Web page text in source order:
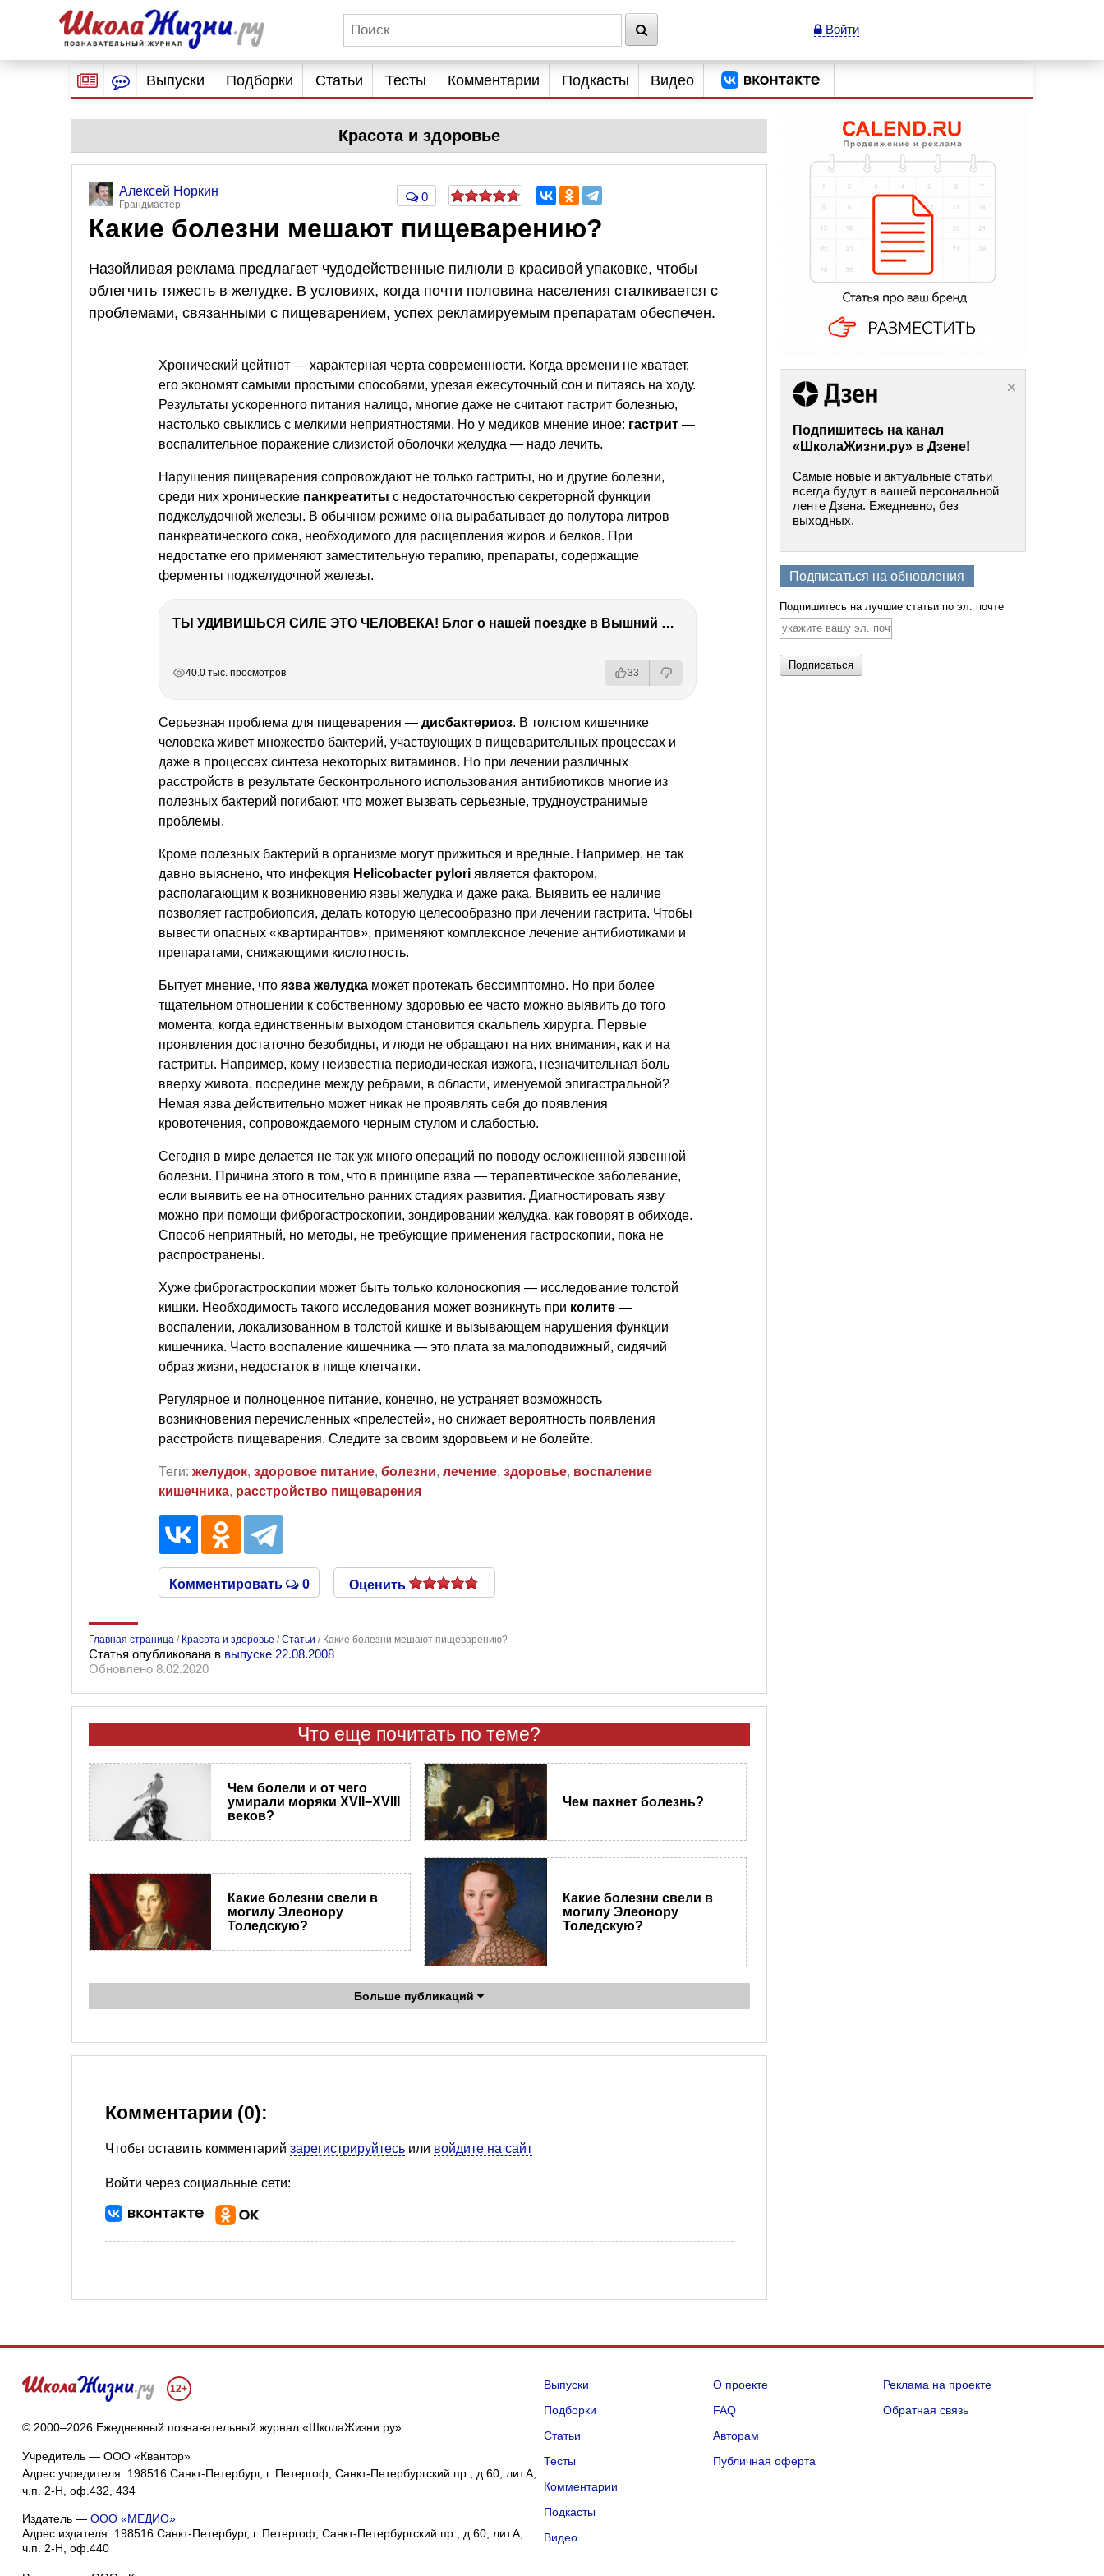
Войти
Выпуски Подборки Статьи Тесты Комментарии Подкасты Видео
Красота и здоровье
Алексей Норкин
Грандмастер
0
Какие болезни мешают пищеварению?
Назойливая реклама предлагает чудодейственные пилюли в красивой упаковке, чтобы
облегчить тяжесть в желудке. В условиях, когда почти половина населения сталкивается с
проблемами, связанными с пищеварением, успех рекламируемым препаратам обеспечен.
Хронический цейтнот — характерная черта современности. Когда времени не хватает,
его экономят самыми простыми способами, урезая ежесуточный сон и питаясь на ходу.
Результаты ускоренного питания налицо, многие даже не считают гастрит болезнью,
настолько свыклись с мелкими неприятностями. Но у медиков мнение иное: гастрит —
воспалительное поражение слизистой оболочки желудка — надо лечить.
Нарушения пищеварения сопровождают не только гастриты, но и другие болезни,
среди них хронические панкреатиты с недостаточностью секреторной функции
поджелудочной железы. В обычном режиме она вырабатывает до полутора литров
панкреатического сока, необходимого для расщепления жиров и белков. При
недостатке его применяют заместительную терапию, препараты, содержащие
ферменты поджелудочной железы.
ТЫ УДИВИШЬСЯ СИЛЕ ЭТО ЧЕЛОВЕКА! Блог о нашей поездке в Вышний Волочек
40.0 тыс. просмотров 33
Серьезная проблема для пищеварения — дисбактериоз. В толстом кишечнике
человека живет множество бактерий, участвующих в пищеварительных процессах и
даже в процессах синтеза некоторых витаминов. Но при лечении различных
расстройств в результате бесконтрольного использования антибиотиков многие из
полезных бактерий погибают, что может вызвать серьезные, трудноустранимые
проблемы.
Кроме полезных бактерий в организме могут прижиться и вредные. Например, не так
давно выяснено, что инфекция Helicobacter pylori является фактором,
располагающим к возникновению язвы желудка и даже рака. Выявить ее наличие
позволяет гастробиопсия, делать которую целесообразно при лечении гастрита. Чтобы
вывести опасных «квартирантов», применяют комплексное лечение антибиотиками и
препаратами, снижающими кислотность.
Бытует мнение, что язва желудка может протекать бессимптомно. Но при более
тщательном отношении к собственному здоровью ее часто можно выявить до того
момента, когда единственным выходом становится скальпель хирурга. Первые
проявления достаточно безобидны, и люди не обращают на них внимания, как и на
гастриты. Например, кому неизвестна периодическая изжога, незначительная боль
вверху живота, посредине между ребрами, в области, именуемой эпигастральной?
Немая язва действительно может никак не проявлять себя до появления
кровотечения, сопровождаемого черным стулом и слабостью.
Сегодня в мире делается не так уж много операций по поводу осложненной язвенной
болезни. Причина этого в том, что в принципе язва — терапевтическое заболевание,
если выявить ее на относительно ранних стадиях развития. Диагностировать язву
можно при помощи фиброгастроскопии, зондировании желудка, как говорят в обиходе.
Способ неприятный, но методы, не требующие применения гастроскопии, пока не
распространены.
Хуже фиброгастроскопии может быть только колоноскопия — исследование толстой
кишки. Необходимость такого исследования может возникнуть при колите —
воспалении, локализованном в толстой кишке и вызывающем нарушения функции
кишечника. Часто воспаление кишечника — это плата за малоподвижный, сидячий
образ жизни, недостаток в пище клетчатки.
Регулярное и полноценное питание, конечно, не устраняет возможность
возникновения перечисленных «прелестей», но снижает вероятность появления
расстройств пищеварения. Следите за своим здоровьем и не болейте.
Теги: желудок, здоровое питание, болезни, лечение, здоровье, воспаление
кишечника, расстройство пищеварения
Комментировать 0 Оценить
Главная страница / Красота и здоровье /Статьи / Какие болезни мешают пищеварению?
Статья опубликована в выпуске 22.08.2008
Обновлено 8.02.2020
Что еще почитать по теме?
Чем болели и от чего
умирали моряки XVII−XVIII
веков?
Чем пахнет болезнь?
Какие болезни свели в
могилу Элеонору
Толедскую?
Какие болезни свели в
могилу Элеонору
Толедскую?
Больше публикаций
Комментарии (0):
Чтобы оставить комментарий зарегистрируйтесь или войдите на сайт
Войти через социальные сети:
Подпишитесь на канал
«ШколаЖизни.ру» в Дзене!
Самые новые и актуальные статьи
всегда будут в вашей персональной
ленте Дзена. Ежедневно, без
выходных.
Подписаться на обновления
Подпишитесь на лучшие статьи по эл. почте
12+
© 2000–2026 Ежедневный познавательный журнал «ШколаЖизни.ру»
Учредитель — ООО «Квантор»
Адрес учредителя: 198516 Санкт-Петербург, г. Петергоф, Санкт-Петербургский пр., д.60, лит.А,
ч.п. 2-Н, оф.432, 434
Издатель — ООО «МЕДИО»
Адрес издателя: 198516 Санкт-Петербург, г. Петергоф, Санкт-Петербургский пр., д.60, лит.А,
ч.п. 2-Н, оф.440
Выпуски
Подборки
Статьи
Тесты
Комментарии
Подкасты
Видео
О проекте
FAQ
Авторам
Публичная оферта
Реклама на проекте
Обратная связь